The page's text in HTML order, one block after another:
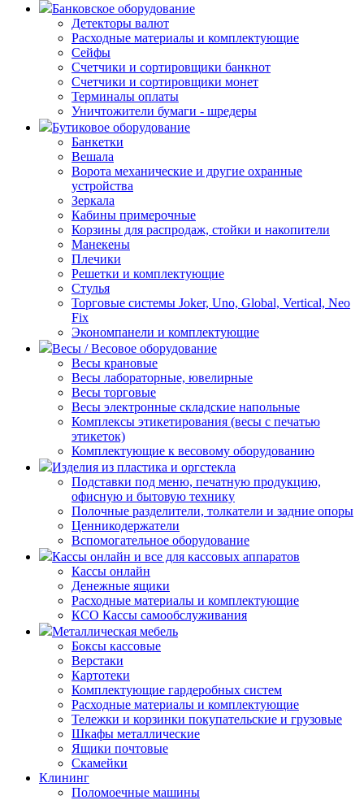
Банковское оборудование
Детекторы валют
Расходные материалы и комплектующие
Сейфы
Счетчики и сортировщики банкнот
Счетчики и сортировщики монет
Терминалы оплаты
Уничтожители бумаги - шредеры
Бутиковое оборудование
Банкетки
Вешала
Ворота механические и другие охранные
устройства
Зеркала
Кабины примерочные
Корзины для распродаж, стойки и накопители
Манекены
Плечики
Решетки и комплектующие
Стулья
Торговые системы Joker, Uno, Global, Vertical, Neo
Fix
Экономпанели и комплектующие
Весы / Весовое оборудование
Весы крановые
Весы лабораторные, ювелирные
Весы торговые
Весы электронные складские напольные
Комплексы этикетирования (весы с печатью
этикеток)
Комплектующие к весовому оборудованию
Изделия из пластика и оргстекла
Подставки под меню, печатную продукцию,
офисную и бытовую технику
Полочные разделители, толкатели и задние опоры
Ценникодержатели
Вспомогательное оборудование
Кассы онлайн и все для кассовых аппаратов
Кассы онлайн
Денежные ящики
Расходные материалы и комплектующие
КСО Кассы самообслуживания
Металлическая мебель
Боксы кассовые
Верстаки
Картотеки
Комплектующие гардеробных систем
Расходные материалы и комплектующие
Тележки и корзинки покупательские и грузовые
Шкафы металлические
Ящики почтовые
Скамейки
Клининг
Поломоечные машины